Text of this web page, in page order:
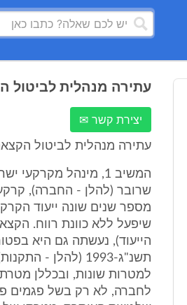
עתירה מנהלית לביטול
יצירת קשר ✉
עתירה מנהלית לביטול
שרובר (להלן - החברה),
מספר שנים שונה ייעוד
שיפעל ללא כוונת רווח.
תשנ"ג-1993 (להלן
למטרות שונות, ובכללן
לחברה, לא רק בשל פגמים